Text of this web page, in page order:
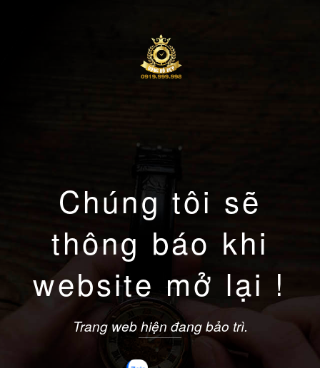
Chúng tôi sẽ
thông báo khi
website mở lại !
Trang web hiện đang bảo trì.